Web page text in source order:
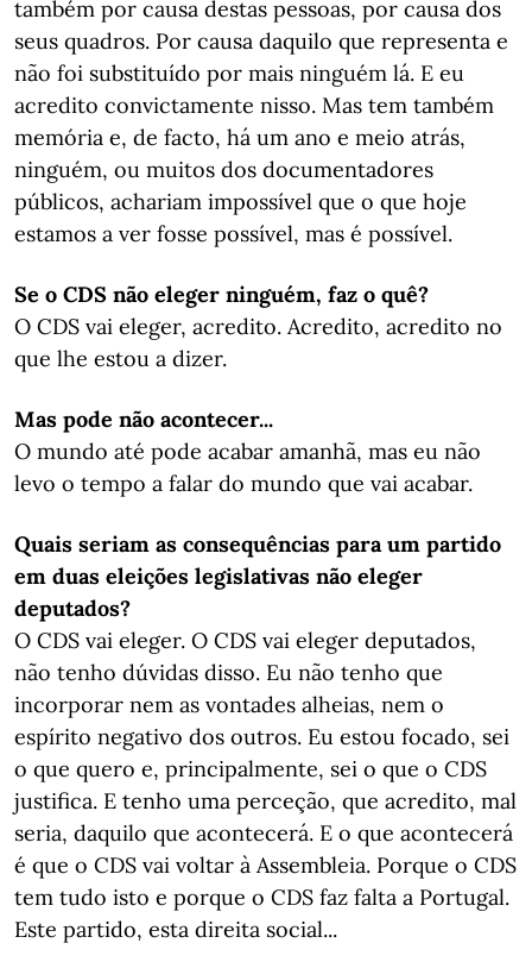
também por causa destas pessoas, por causa dos
seus quadros. Por causa daquilo que representa e
não foi substituído por mais ninguém lá. E eu
acredito convictamente nisso. Mas tem também
memória e, de facto, há um ano e meio atrás,
ninguém, ou muitos dos documentadores
públicos, achariam impossível que o que hoje
estamos a ver fosse possível, mas é possível.
Se o CDS não eleger ninguém, faz o quê?
O CDS vai eleger, acredito. Acredito, acredito no
que lhe estou a dizer.
Mas pode não acontecer...
O mundo até pode acabar amanhã, mas eu não
levo o tempo a falar do mundo que vai acabar.
Quais seriam as consequências para um partido
em duas eleições legislativas não eleger
deputados?
O CDS vai eleger. O CDS vai eleger deputados,
não tenho dúvidas disso. Eu não tenho que
incorporar nem as vontades alheias, nem o
espírito negativo dos outros. Eu estou focado, sei
o que quero e, principalmente, sei o que o CDS
justifica. E tenho uma perceção, que acredito, mal
seria, daquilo que acontecerá. E o que acontecerá
é que o CDS vai voltar à Assembleia. Porque o CDS
tem tudo isto e porque o CDS faz falta a Portugal.
Este partido, esta direita social...